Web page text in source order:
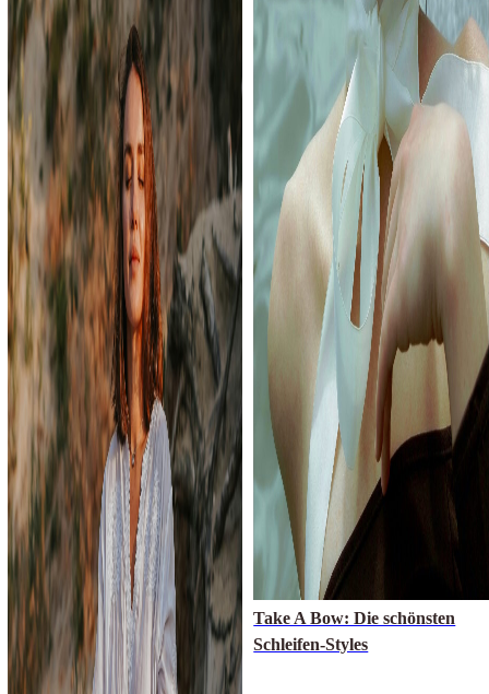
Take A Bow: Die schönsten
Schleifen-Styles